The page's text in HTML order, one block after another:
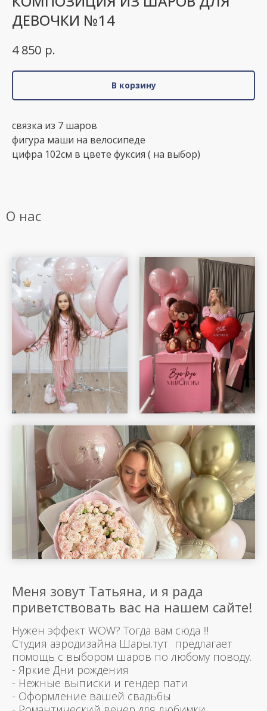
ДЕВОЧКИ №14
4 850 р.
В корзину
связка из 7 шаров
фигура маши на велосипеде
цифра 102см в цвете фуксия ( на выбор)
О нас
Меня зовут Татьяна, и я рада
приветствовать вас на нашем сайте!
Нужен эффект WOW? Тогда вам сюда !!!
Студия аэродизайна Шары.тут предлагает
помощь с выбором шаров по любому поводу.
- Яркие Дни рождения
- Нежные выписки и гендер пати
- Оформление вашей свадьбы